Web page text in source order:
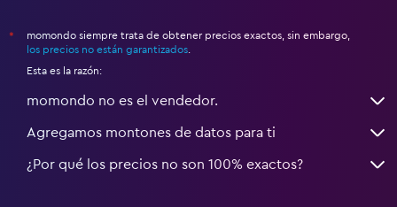
*
momondo siempre trata de obtener precios exactos, sin embargo,
los precios no están garantizados
Esta es la razón:
momondo no es el vendedor.
Agregamos montones de datos para ti
¿Por qué los precios no son 100% exactos?